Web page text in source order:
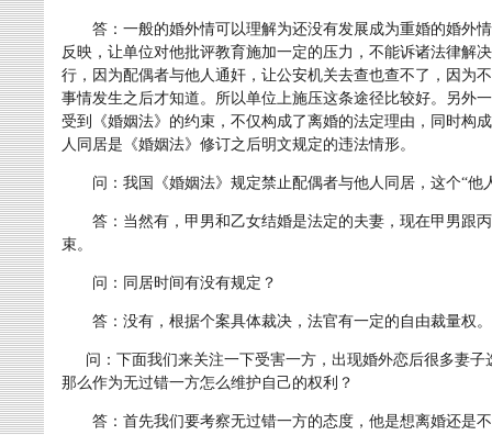
答：一般的婚外情可以理解为还没有发展成为重婚的婚外
反映，让单位对他批评教育施加一定的压力，不能诉诸法律解
行，因为配偶者与他人通奸，让公安机关去查也查不了，因为
事情发生之后才知道。所以单位上施压这条途径比较好。另外
受到《婚姻法》的约束，不仅构成了离婚的法定理由，同时构
人同居是《婚姻法》修订之后明文规定的违法情形。
问：我国《婚姻法》规定禁止配偶者与他人同居，这个“他
答：当然有，甲男和乙女结婚是法定的夫妻，现在甲男跟
束。
问：同居时间有没有规定？
答：没有，根据个案具体裁决，法官有一定的自由裁量权。
问：下面我们来关注一下受害一方，出现婚外恋后很多妻子
那么作为无过错一方怎么维护自己的权利？
答：首先我们要考察无过错一方的态度，他是想离婚还是